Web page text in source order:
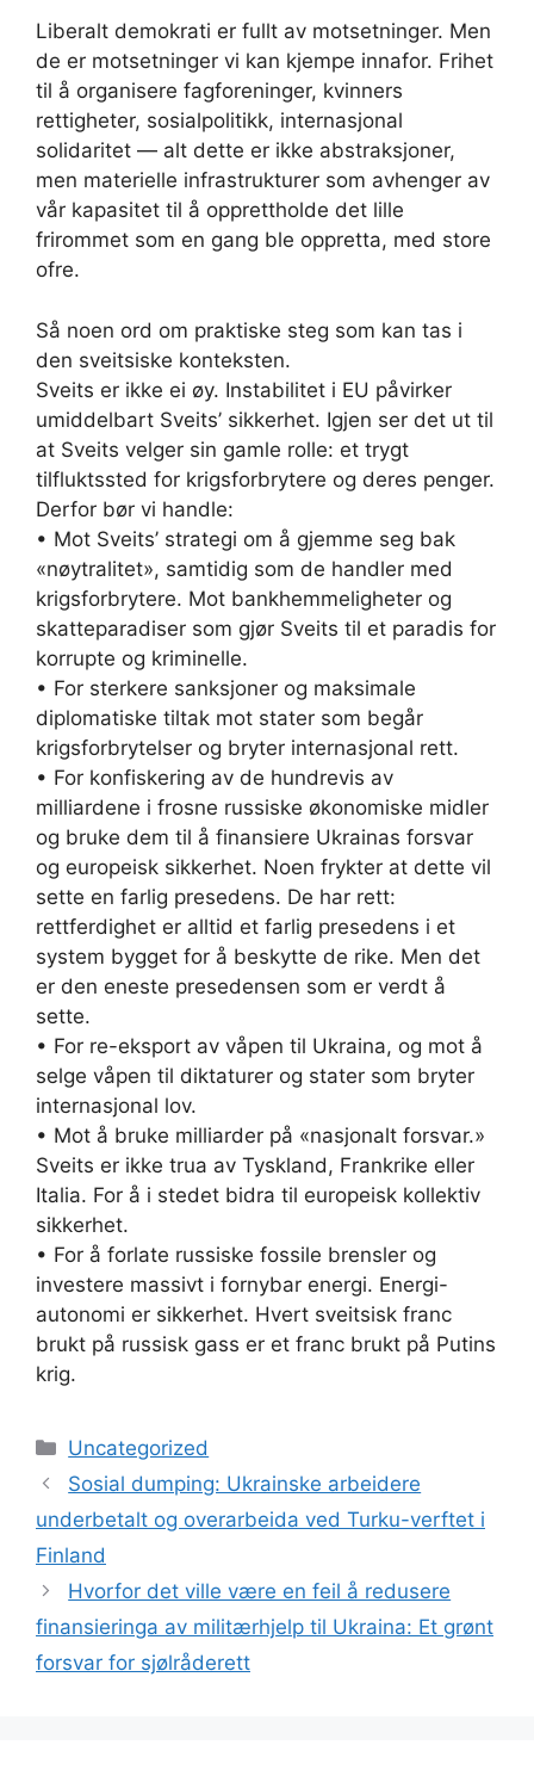
Liberalt demokrati er fullt av motsetninger. Men
de er motsetninger vi kan kjempe innafor. Frihet
til å organisere fagforeninger, kvinners
rettigheter, sosialpolitikk, internasjonal
solidaritet — alt dette er ikke abstraksjoner,
men materielle infrastrukturer som avhenger av
vår kapasitet til å opprettholde det lille
frirommet som en gang ble oppretta, med store
ofre.
Så noen ord om praktiske steg som kan tas i
den sveitsiske konteksten.
Sveits er ikke ei øy. Instabilitet i EU påvirker
umiddelbart Sveits’ sikkerhet. Igjen ser det ut til
at Sveits velger sin gamle rolle: et trygt
tilfluktssted for krigsforbrytere og deres penger.
Derfor bør vi handle:
• Mot Sveits’ strategi om å gjemme seg bak
«nøytralitet», samtidig som de handler med
krigsforbrytere. Mot bankhemmeligheter og
skatteparadiser som gjør Sveits til et paradis for
korrupte og kriminelle.
• For sterkere sanksjoner og maksimale
diplomatiske tiltak mot stater som begår
krigsforbrytelser og bryter internasjonal rett.
• For konfiskering av de hundrevis av
milliardene i frosne russiske økonomiske midler
og bruke dem til å finansiere Ukrainas forsvar
og europeisk sikkerhet. Noen frykter at dette vil
sette en farlig presedens. De har rett:
rettferdighet er alltid et farlig presedens i et
system bygget for å beskytte de rike. Men det
er den eneste presedensen som er verdt å
sette.
• For re-eksport av våpen til Ukraina, og mot å
selge våpen til diktaturer og stater som bryter
internasjonal lov.
• Mot å bruke milliarder på «nasjonalt forsvar.»
Sveits er ikke trua av Tyskland, Frankrike eller
Italia. For å i stedet bidra til europeisk kollektiv
sikkerhet.
• For å forlate russiske fossile brensler og
investere massivt i fornybar energi. Energi-
autonomi er sikkerhet. Hvert sveitsisk franc
brukt på russisk gass er et franc brukt på Putins
krig.
Kategorier
Uncategorized
Sosial dumping: Ukrainske arbeidere
underbetalt og overarbeida ved Turku-verftet i
Finland
Hvorfor det ville være en feil å redusere
finansieringa av militærhjelp til Ukraina: Et grønt
forsvar for sjølråderett